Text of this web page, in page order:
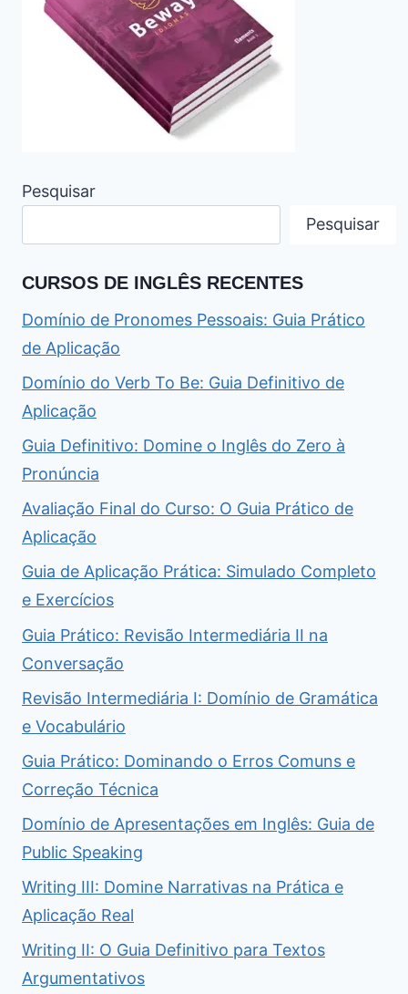
Pesquisar
Pesquisar
CURSOS DE INGLÊS RECENTES
Domínio de Pronomes Pessoais: Guia Prático
de Aplicação
Domínio do Verb To Be: Guia Definitivo de
Aplicação
Guia Definitivo: Domine o Inglês do Zero à
Pronúncia
Avaliação Final do Curso: O Guia Prático de
Aplicação
Guia de Aplicação Prática: Simulado Completo
e Exercícios
Guia Prático: Revisão Intermediária II na
Conversação
Revisão Intermediária I: Domínio de Gramática
e Vocabulário
Guia Prático: Dominando o Erros Comuns e
Correção Técnica
Domínio de Apresentações em Inglês: Guia de
Public Speaking
Writing III: Domine Narrativas na Prática e
Aplicação Real
Writing II: O Guia Definitivo para Textos
Argumentativos